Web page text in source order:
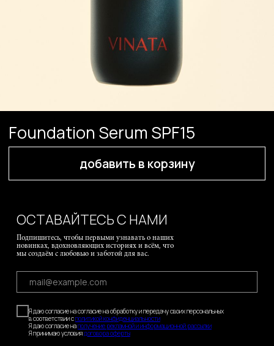
Я даю согласие на согласие на обработку и передачу своих персональных
в соответствии сполитикой конфиденциальности
Я даю согласие наполучение рекламной и информационной рассылки
Я принимаю условия договора оферты
ОСТАВАЙТЕСЬ С НАМИ
Подпишитесь, чтобы первыми узнавать о наших
новинках, вдохновляющих историях и всём, что
мы создаём с любовью и заботой для вас.